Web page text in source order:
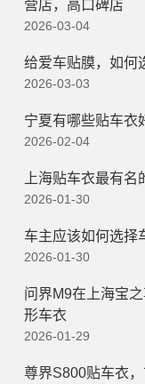
营店，高口碑店
2026-03-04
给爱车贴膜，如何
2026-03-03
宁夏有哪些贴车衣
2026-02-04
上海贴车衣最有名
2026-01-30
车主应该如何选择
2026-01-30
问界M9在上海宝
形车衣
2026-01-29
尊界S800贴车衣